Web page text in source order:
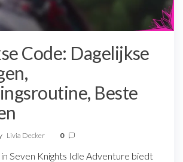
Code: Dagelijkse
Beste
Livia Decker 0
Seven Knights Idle Adventure biedt